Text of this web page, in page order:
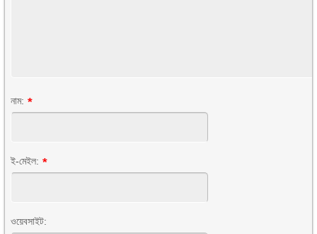
নাম: *
ই-মেইল: *
ওয়েবসাইট: